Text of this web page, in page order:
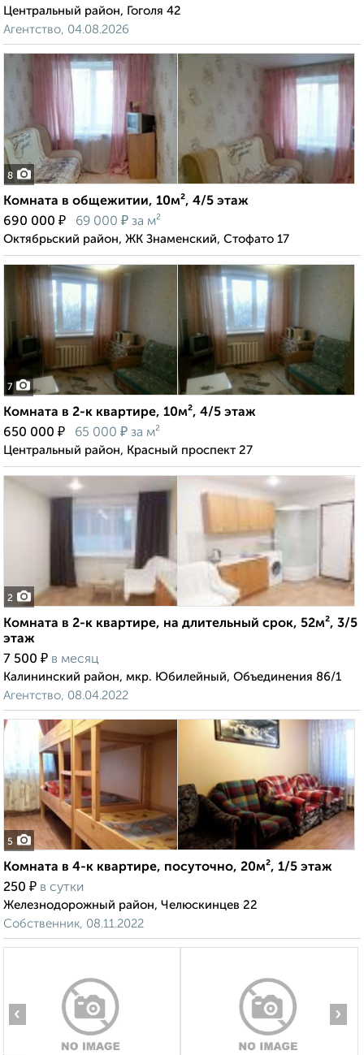
Центральный район, Гоголя 42
Агентство, 04.08.2026
8
Комната в общежитии, 10м², 4/5 этаж
690 000 ₽ 69 000 ₽ за м²
Октябрьский район, ЖК Знаменский, Стофато 17
7
Комната в 2-к квартире, 10м², 4/5 этаж
650 000 ₽ 65 000 ₽ за м²
Центральный район, Красный проспект 27
2
Комната в 2-к квартире, на длительный срок, 52м², 3/5
этаж
7 500 ₽ в месяц
Калининский район, мкр. Юбилейный, Объединения 86/1
Агентство, 08.04.2022
5
Комната в 4-к квартире, посуточно, 20м², 1/5 этаж
250 ₽ в сутки
Железнодорожный район, Челюскинцев 22
Собственник, 08.11.2022
‹ ›